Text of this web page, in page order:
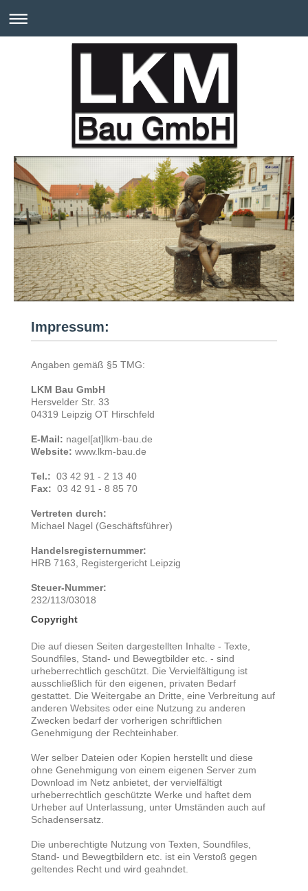
Impressum:
Angaben gemäß §5 TMG:
LKM Bau GmbH
Hersvelder Str. 33
04319 Leipzig OT Hirschfeld
E-Mail: nagel[at]lkm-bau.de
Website: www.lkm-bau.de
Tel.: 03 42 91 - 2 13 40
Fax: 03 42 91 - 8 85 70
Vertreten durch:
Michael Nagel (Geschäftsführer)
Handelsregisternummer:
HRB 7163, Registergericht Leipzig
Steuer-Nummer:
232/113/03018
Copyright
Die auf diesen Seiten dargestellten Inhalte - Texte,
Soundfiles, Stand- und Bewegtbilder etc. - sind
urheberrechtlich geschützt. Die Vervielfältigung ist
ausschließlich für den eigenen, privaten Bedarf
gestattet. Die Weitergabe an Dritte, eine Verbreitung auf
anderen Websites oder eine Nutzung zu anderen
Zwecken bedarf der vorherigen schriftlichen
Genehmigung der Rechteinhaber.
Wer selber Dateien oder Kopien herstellt und diese
ohne Genehmigung von einem eigenen Server zum
Download im Netz anbietet, der vervielfältigt
urheberrechtlich geschützte Werke und haftet dem
Urheber auf Unterlassung, unter Umständen auch auf
Schadensersatz.
Die unberechtigte Nutzung von Texten, Soundfiles,
Stand- und Bewegtbildern etc. ist ein Verstoß gegen
geltendes Recht und wird geahndet.